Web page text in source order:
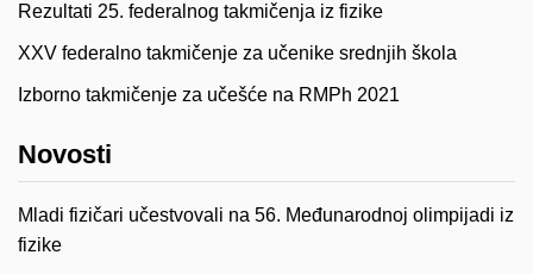
Rezultati 25. federalnog takmičenja iz fizike
XXV federalno takmičenje za učenike srednjih škola
Izborno takmičenje za učešće na RMPh 2021
Novosti
Mladi fizičari učestvovali na 56. Međunarodnoj olimpijadi iz
fizike